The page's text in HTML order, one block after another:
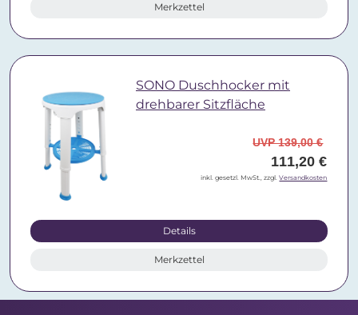
Merkzettel
SONO Duschhocker mit
drehbarer Sitzfläche
UVP 139,00 €
111,20 €
inkl. gesetzl. MwSt., zzgl.Versandkosten
Details
Merkzettel